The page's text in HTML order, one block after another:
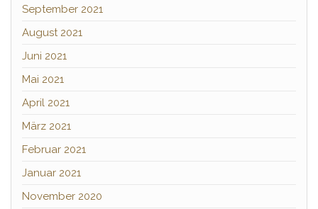
September 2021
August 2021
Juni 2021
Mai 2021
April 2021
März 2021
Februar 2021
Januar 2021
November 2020